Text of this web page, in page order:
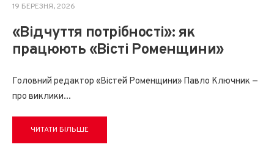
19 БЕРЕЗНЯ, 2026
«Відчуття потрібності»: як
працюють «Вісті Роменщини»
Головний редактор «Вістей Роменщини» Павло Ключник —
про виклики...
ЧИТАТИ БІЛЬШЕ